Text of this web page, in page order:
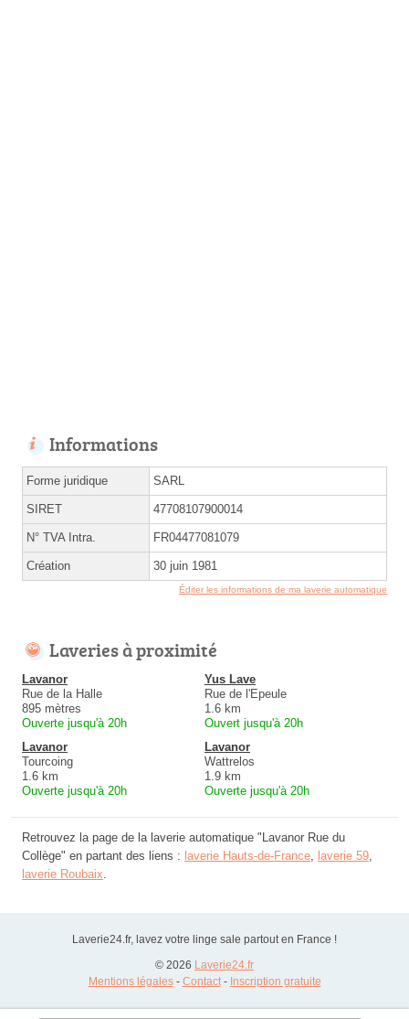
Informations
Forme juridique SARL
SIRET 47708107900014
N° TVA Intra. FR04477081079
Création 30 juin 1981
Éditer les informations de ma laverie automatique
Laveries à proximité
Lavanor
Rue de la Halle
895 mètres
Ouverte jusqu'à 20h
Yus Lave
Rue de l'Epeule
1.6 km
Ouvert jusqu'à 20h
Lavanor
Tourcoing
1.6 km
Ouverte jusqu'à 20h
Lavanor
Wattrelos
1.9 km
Ouverte jusqu'à 20h
Retrouvez la page de la laverie automatique "Lavanor Rue du
Collège" en partant des liens : laverie Hauts-de-France laverie 59
laverie Roubaix
Laverie24.fr, lavez votre linge sale partout en France !
© 2026 Laverie24.fr
Mentions légales- Contact- Inscription gratuite